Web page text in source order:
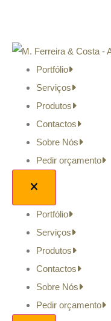
Portfólio
Serviços
Produtos
Contactos
Sobre Nós
Pedir orçamento
Portfólio
Serviços
Produtos
Contactos
Sobre Nós
Pedir orçamento